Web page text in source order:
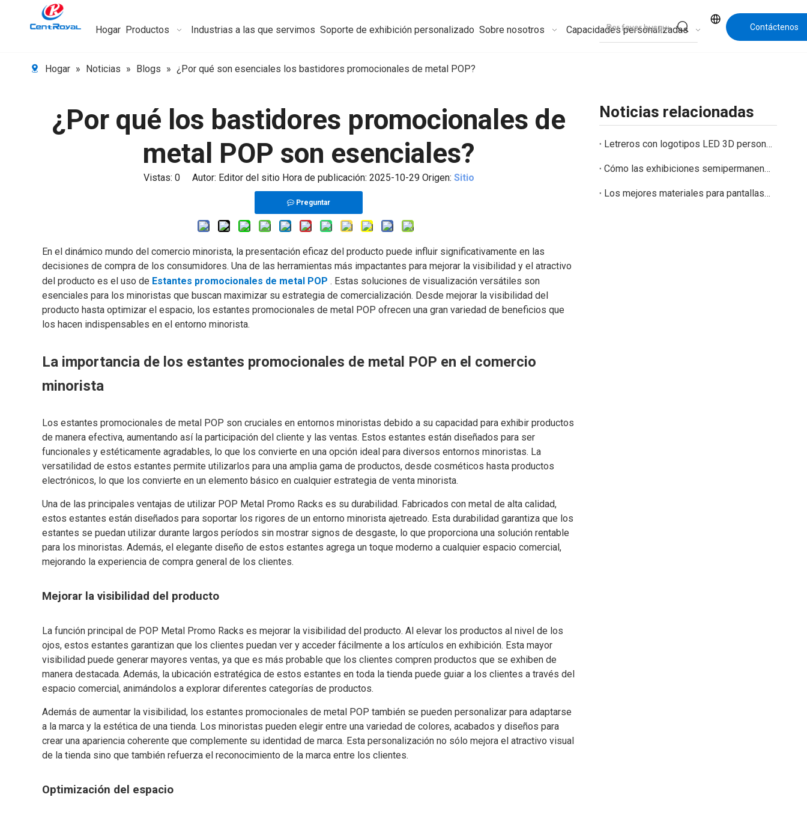
Hogar Productos Industrias a las que servimos Soporte de exhibición personalizado Sobre nosotros Capacidades personalizadas Contáctenos
Hogar » Noticias » Blogs » ¿Por qué son esenciales los bastidores promocionales de metal POP?
¿Por qué los bastidores promocionales de
metal POP son esenciales?
Vistas: 0Autor: Editor del sitio Hora de publicación: 2025-10-29 Origen: Sitio
Preguntar
En el dinámico mundo del comercio minorista, la presentación eficaz del producto puede influir significativamente en las
decisiones de compra de los consumidores. Una de las herramientas más impactantes para mejorar la visibilidad y el atractivo
del producto es el uso de Estantes promocionales de metal POP . Estas soluciones de visualización versátiles son
esenciales para los minoristas que buscan maximizar su estrategia de comercialización. Desde mejorar la visibilidad del
producto hasta optimizar el espacio, los estantes promocionales de metal POP ofrecen una gran variedad de beneficios que
los hacen indispensables en el entorno minorista.
La importancia de los estantes promocionales de metal POP en el comercio
minorista
Los estantes promocionales de metal POP son cruciales en entornos minoristas debido a su capacidad para exhibir productos
de manera efectiva, aumentando así la participación del cliente y las ventas. Estos estantes están diseñados para ser
funcionales y estéticamente agradables, lo que los convierte en una opción ideal para diversos entornos minoristas. La
versatilidad de estos estantes permite utilizarlos para una amplia gama de productos, desde cosméticos hasta productos
electrónicos, lo que los convierte en un elemento básico en cualquier estrategia de venta minorista.
Una de las principales ventajas de utilizar POP Metal Promo Racks es su durabilidad. Fabricados con metal de alta calidad,
estos estantes están diseñados para soportar los rigores de un entorno minorista ajetreado. Esta durabilidad garantiza que los
estantes se puedan utilizar durante largos períodos sin mostrar signos de desgaste, lo que proporciona una solución rentable
para los minoristas. Además, el elegante diseño de estos estantes agrega un toque moderno a cualquier espacio comercial,
mejorando la experiencia de compra general de los clientes.
Mejorar la visibilidad del producto
La función principal de POP Metal Promo Racks es mejorar la visibilidad del producto. Al elevar los productos al nivel de los
ojos, estos estantes garantizan que los clientes puedan ver y acceder fácilmente a los artículos en exhibición. Esta mayor
visibilidad puede generar mayores ventas, ya que es más probable que los clientes compren productos que se exhiben de
manera destacada. Además, la ubicación estratégica de estos estantes en toda la tienda puede guiar a los clientes a través del
espacio comercial, animándolos a explorar diferentes categorías de productos.
Además de aumentar la visibilidad, los estantes promocionales de metal POP también se pueden personalizar para adaptarse
a la marca y la estética de una tienda. Los minoristas pueden elegir entre una variedad de colores, acabados y diseños para
crear una apariencia coherente que complemente su identidad de marca. Esta personalización no sólo mejora el atractivo visual
de la tienda sino que también refuerza el reconocimiento de la marca entre los clientes.
Optimización del espacio
Noticias relacionadas
Letreros con logotipos LED 3D personalizados para tiendas minoristas y marcas comerciales
Cómo las exhibiciones semipermanentes cierran la brecha entre las exhibiciones minoristas temporales y permanentes
Los mejores materiales para pantallas semipermanentes: opciones de cartón, PVC, acrílico y metal